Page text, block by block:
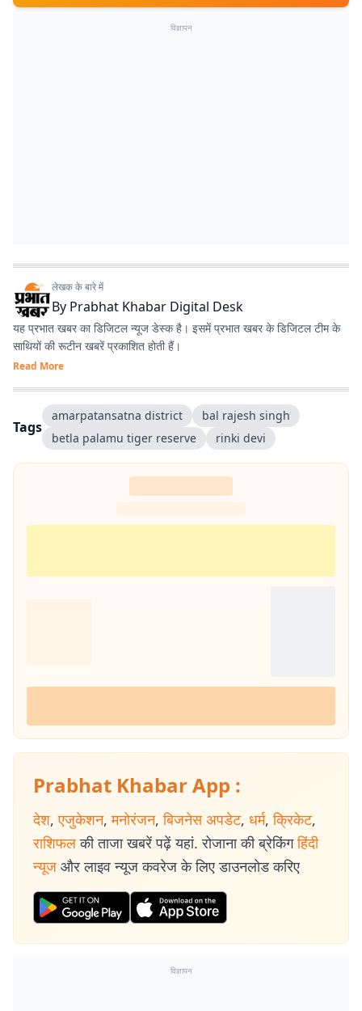
विज्ञापन
लेखक के बारे में
By Prabhat Khabar Digital Desk
यह प्रभात खबर का डिजिटल न्यूज डेस्क है। इसमें प्रभात खबर के डिजिटल टीम के
साथियों की रूटीन खबरें प्रकाशित होती हैं।
Read More
Tags
amarpatansatna district
bal rajesh singh
betla palamu tiger reserve
rinki devi
Prabhat Khabar App :
देश, एजुकेशन, मनोरंजन, बिजनेस अपडेट, धर्म, क्रिकेट,
राशिफल की ताजा खबरें पढ़ें यहां. रोजाना की ब्रेकिंग हिंदी
न्यूज और लाइव न्यूज कवरेज के लिए डाउनलोड करिए
विज्ञापन